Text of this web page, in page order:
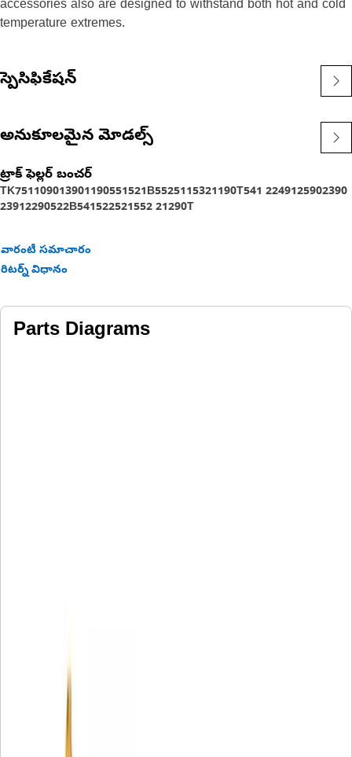
accessories also are designed to withstand both hot and cold
temperature extremes.
స్పెసిఫికేషన్
అనుకూలమైన మోడల్స్
ట్రాక్ ఫెల్లర్ బంచర్
TK751109013901190551521B5525115321190T541 2249125902390
23912290522B541522521552 21290T
వారంటీ సమాచారం
రిటర్న్ విధానం
Parts Diagrams